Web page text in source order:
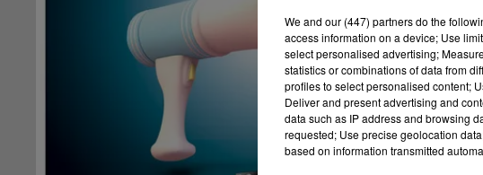
We and our (447) partnersdo the
access information on a device; Use
select personalised advertising;
statistics or combinations of data from
profiles to select personalised content;
Deliver and present advertising and
data such as IP address and browsing
requested; Use precise geolocation
based on information transmitted